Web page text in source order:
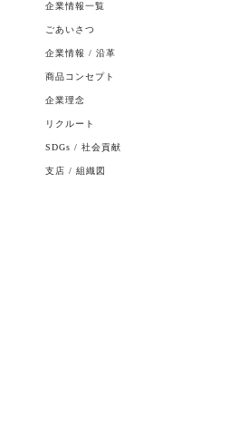
企業情報一覧
ごあいさつ
企業情報 / 沿革
商品コンセプト
企業理念
リクルート
SDGs / 社会貢献
支店 / 組織図